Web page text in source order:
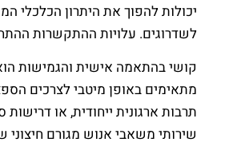
יכולות להפוך את היתרון הכלכלי
לשדרוגים. עלויות ההתקשרות
קושי בהתאמה אישית והגמישות
מתאימים באופן מיטבי לצרכים
תרבות ארגונית ייחודית, או
שירותי משאבי אנוש מגורם